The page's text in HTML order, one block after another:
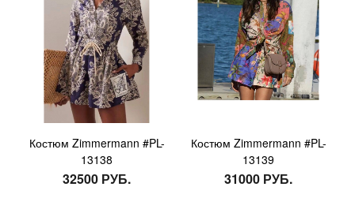
Костюм Zimmermann #PL-
13138
32500 РУБ.
Костюм Zimmermann #PL-
13139
31000 РУБ.